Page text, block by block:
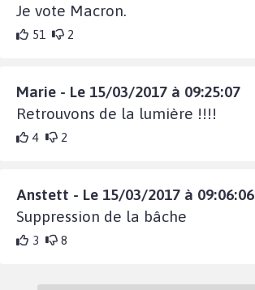
Je vote Macron.
51 2
Marie - Le 15/03/2017 à 09:25:07
Retrouvons de la lumière !!!!
4 2
Anstett - Le 15/03/2017 à 09:06:06
Suppression de la bâche
3 8